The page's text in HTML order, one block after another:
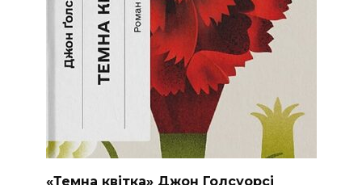
«Темна квітка» Джон Голсуорсі